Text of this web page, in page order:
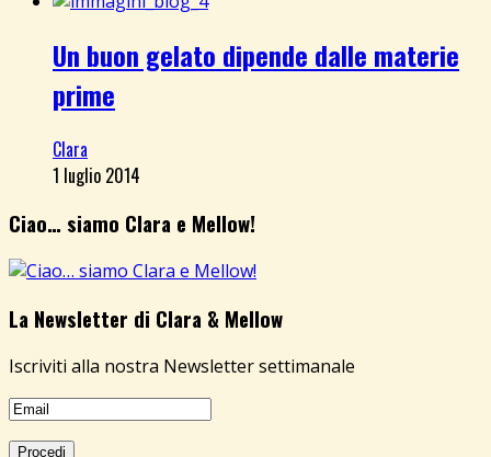
Un buon gelato dipende dalle materie
prime
Clara
1 luglio 2014
Ciao… siamo Clara e Mellow!
La Newsletter di Clara & Mellow
Iscriviti alla nostra Newsletter settimanale